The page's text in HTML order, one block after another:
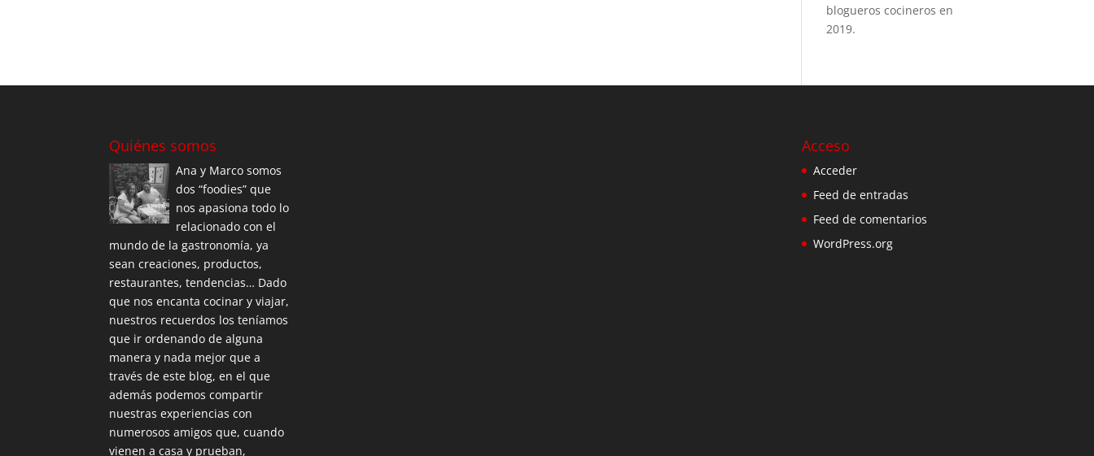
blogueros cocineros en
2019.
Quiénes somos
Ana y Marco somos
dos “foodies” que
nos apasiona todo lo
relacionado con el
mundo de la gastronomía, ya
sean creaciones, productos,
restaurantes, tendencias… Dado
que nos encanta cocinar y viajar,
nuestros recuerdos los teníamos
que ir ordenando de alguna
manera y nada mejor que a
través de este blog, en el que
además podemos compartir
nuestras experiencias con
numerosos amigos que, cuando
vienen a casa y prueban,
Acceso
Acceder
Feed de entradas
Feed de comentarios
WordPress.org